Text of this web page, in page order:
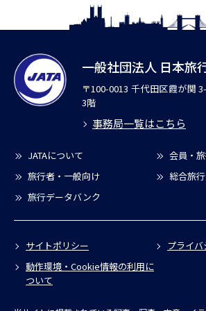
一般社団法人 日本旅
〒100-0013 千代田区霞が関
3階
事務局一覧はこちら
JATAについて
会員・
旅行者・一般向け
総合旅
旅行データバンク
サイトポリシー
プライ
動作環境・Cookie情報の利用に
ついて